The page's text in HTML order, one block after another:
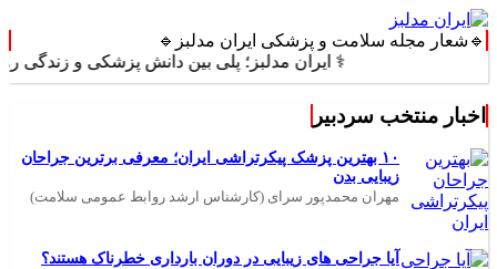
🔹شعار مجله سلامت و پزشکی ایران مدلبز🔹
⚕️ ایران مدلبز؛ پلی بین دانش پزشکی و زندگی روزمره ⚕️
اخبار منتخب سردبیر
۱۰ بهترین پزشک پیکرتراشی ایران؛ معرفی برترین جراحان
زیبایی بدن
مهران محمدپور سرای (کارشناس ارشد روابط عمومی سلامت)
آیا جراحی های زیبایی در دوران بارداری خطرناک هستند؟